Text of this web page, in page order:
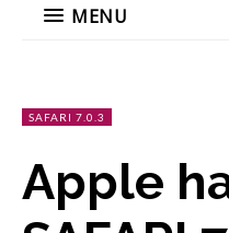
MENU
SAFARI 7.0.3
Apple